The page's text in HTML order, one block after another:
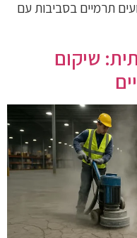
תרמיים בסביבות עם
שיקום